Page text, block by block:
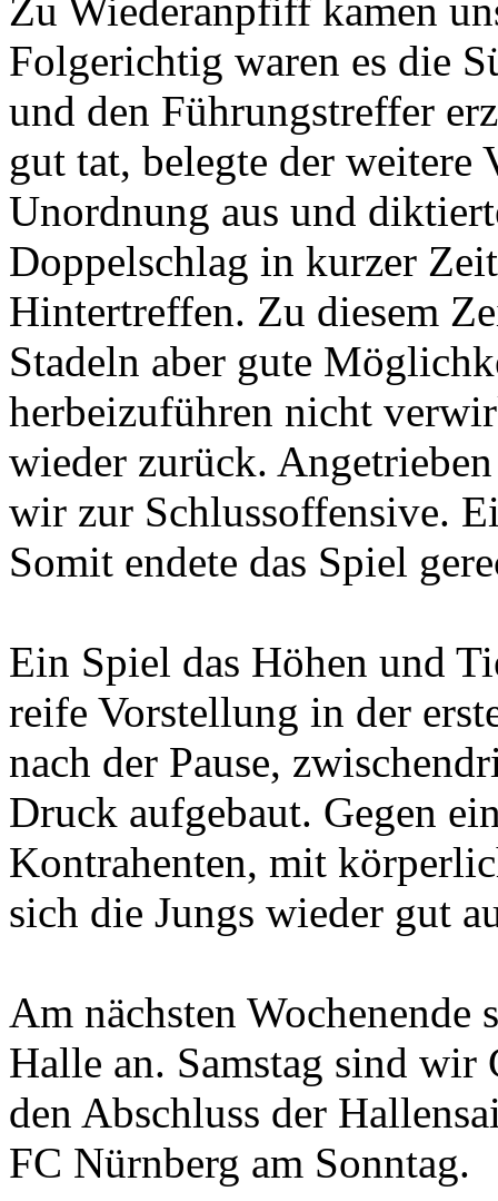
Zu Wiederanpfiff kamen
Folgerichtig waren es die
und den Führungstreffer
gut tat, belegte der weitere
Unordnung aus und
Doppelschlag in kurzer
Hintertreffen. Zu diesem
Stadeln aber gute
herbeizuführen nicht
wieder zurück.
wir zur Schlussoffensive.
Somit endete das Spiel
Ein Spiel das Höhen und
reife Vorstellung in der
nach der Pause,
Druck aufgebaut. Gegen
Kontrahenten, mit
sich die Jungs wieder gut
Am nächsten Wochenende
Halle an. Samstag sind wir
den Abschluss der
FC Nürnberg am Sonntag.